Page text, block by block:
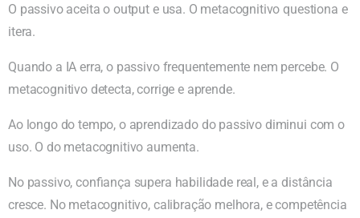
O passivo aceita o output e usa. O metacognitivo questiona e
itera.
Quando a IA erra, o passivo frequentemente nem percebe. O
metacognitivo detecta, corrige e aprende.
Ao longo do tempo, o aprendizado do passivo diminui com o
uso. O do metacognitivo aumenta.
No passivo, confiança supera habilidade real, e a distância
cresce. No metacognitivo, calibração melhora, e competência